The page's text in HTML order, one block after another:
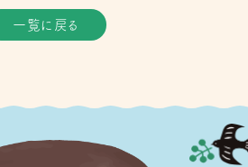
一覧に戻る